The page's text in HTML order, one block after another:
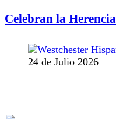
Celebran la
24 de Julio 2026